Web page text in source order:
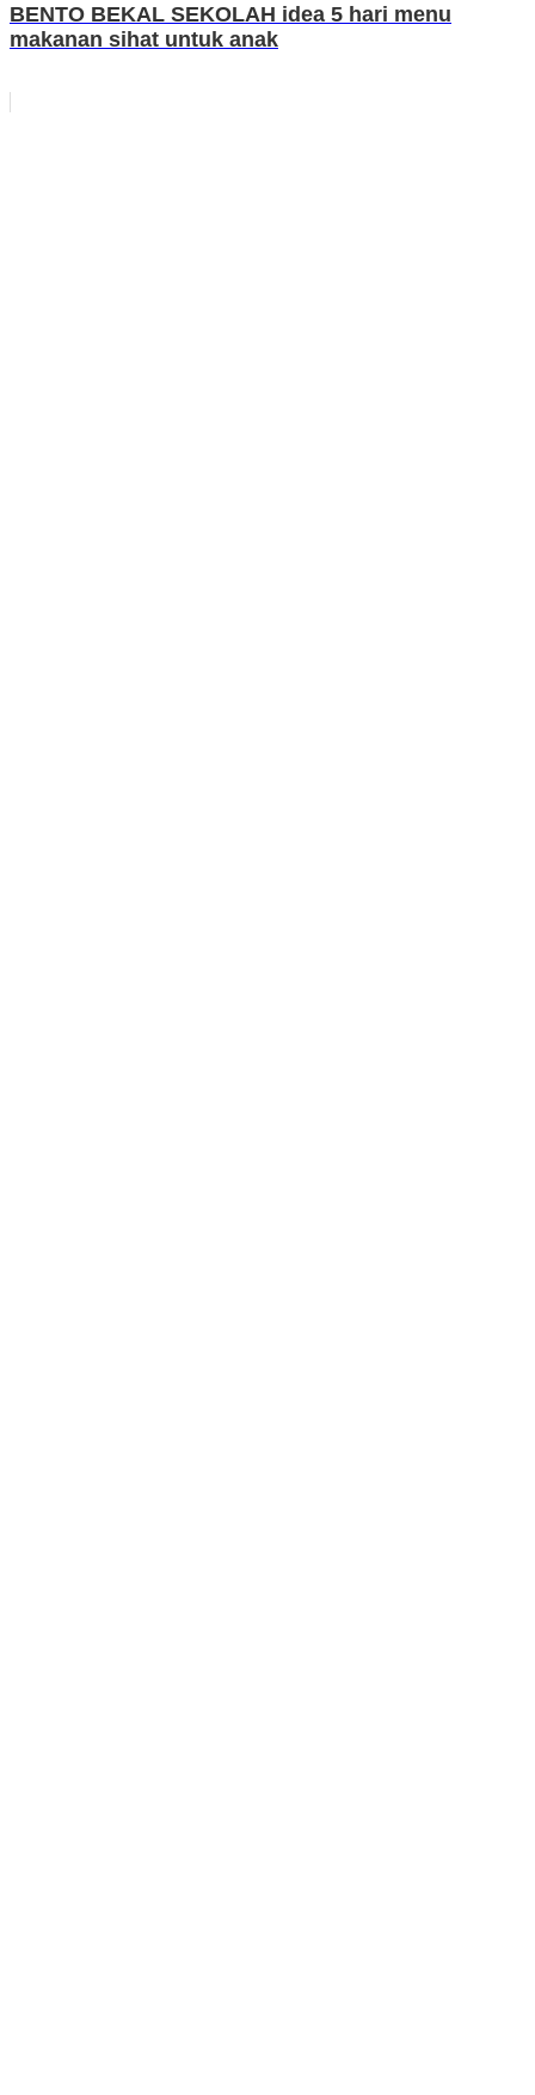
BENTO BEKAL SEKOLAH idea 5 hari menu
makanan sihat untuk anak